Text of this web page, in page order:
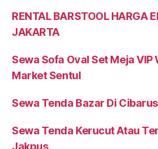
RENTAL BARSTOOL HARGA
JAKARTA
Sewa Sofa Oval Set Meja
Market Sentul
Sewa Tenda Bazar Di
Sewa Tenda Kerucut Atau
Jakpus